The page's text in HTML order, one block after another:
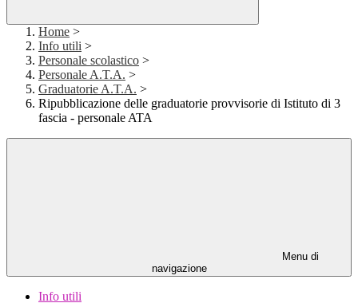
Home >
Info utili >
Personale scolastico >
Personale A.T.A. >
Graduatorie A.T.A. >
Ripubblicazione delle graduatorie provvisorie di Istituto di 3
fascia - personale ATA
Menu di
navigazione
Info utili